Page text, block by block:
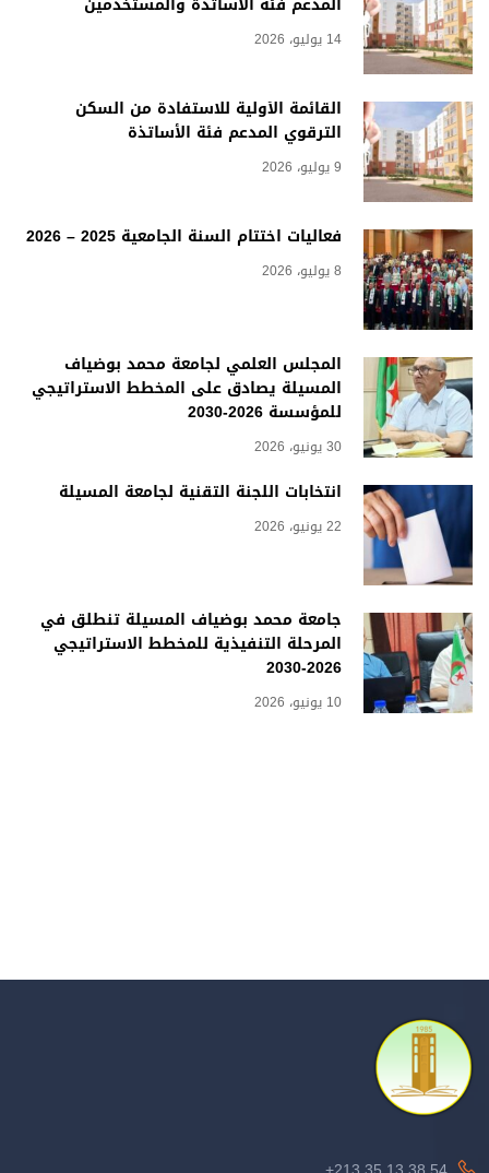
14 يوليو، 2026
القائمة الأولية للاستفادة من السكن
الترقوي المدعم فئة الأساتذة
9 يوليو، 2026
فعاليات اختتام السنة الجامعية 2025 – 2026
8 يوليو، 2026
المجلس العلمي لجامعة محمد بوضياف
المسيلة يصادق على المخطط الاستراتيجي
للمؤسسة 2026-2030
30 يونيو، 2026
انتخابات اللجنة التقنية لجامعة المسيلة
22 يونيو، 2026
جامعة محمد بوضياف المسيلة تنطلق في
المرحلة التنفيذية للمخطط الاستراتيجي
2026-2030
10 يونيو، 2026